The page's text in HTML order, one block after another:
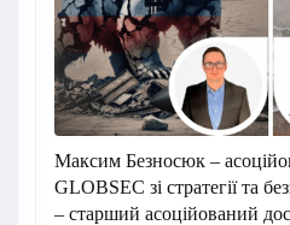
Максим Безносюк –
GLOBSEC зі стратегії та
– старший асоційований